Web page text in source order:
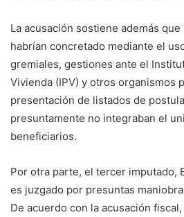
La acusación sostiene además
habrían concretado mediante el
gremiales, gestiones ante el
Vivienda (IPV) y otros organismos
presentación de listados de
presuntamente no integraban el
beneficiarios.
Por otra parte, el tercer imputado,
es juzgado por presuntas
De acuerdo con la acusación